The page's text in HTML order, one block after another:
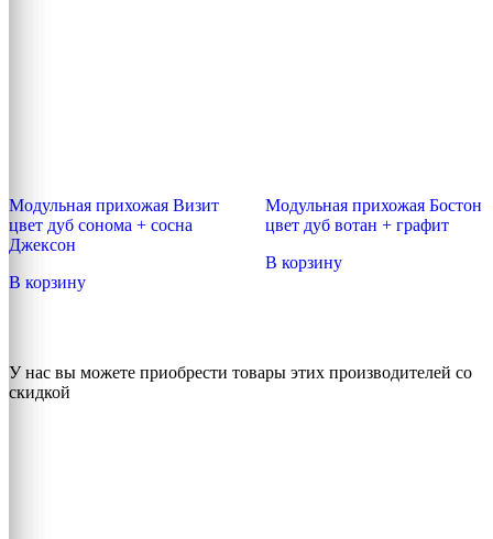
Модульная прихожая Визит
цвет дуб сонома + сосна
Джексон
В корзину
Модульная прихожая Бостон
цвет дуб вотан + графит
В корзину
У нас вы можете приобрести товары этих производителей со
скидкой